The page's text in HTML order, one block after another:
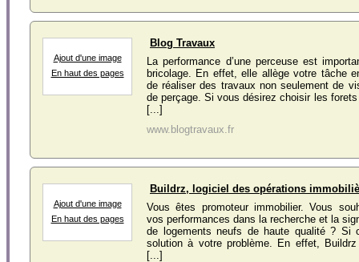
Ajout d'une image
En haut des pages
Blog Travaux
La performance d’une perceuse est
bricolage. En effet, elle allège votre tâche
de réaliser des travaux non seulement de
de perçage. Si vous désirez choisir les
[...]
www.blogtravaux.fr
Ajout d'une image
En haut des pages
Buildrz, logiciel des opérations
Vous êtes promoteur immobilier. Vous
vos performances dans la recherche et la
de logements neufs de haute qualité ? Si
solution à votre problème. En effet,
[...]